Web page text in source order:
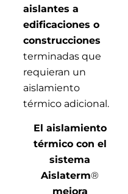
aislantes a
edificaciones o
construcciones
terminadas que
requieran un
aislamiento
térmico adicional.
El aislamiento
térmico con el
sistema
Aislaterm®
mejora